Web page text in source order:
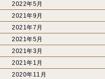
2022年5月
2021年9月
2021年7月
2021年5月
2021年3月
2021年1月
2020年11月